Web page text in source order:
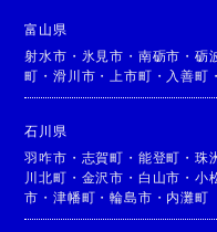
富山県
射水市 ・ 氷見市 ・ 南砺市 ・砺
町 ・滑川市 ・ 上市町 ・ 入善町 ・
石川県
羽咋市 ・ 志賀町 ・ 能登町 ・珠
川北町 ・ 金沢市 ・ 白山市 ・小
市 ・津幡町 ・輪島市 ・ 内灘町